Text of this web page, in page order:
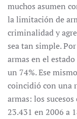
muchos asumen
la limitación de
criminalidad y
sea tan simple.
armas en el
un 74%. Ese
coincidió con una
armas: los
23.431 en 2006 a